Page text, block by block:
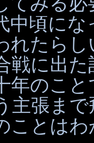
中頃に
れたら
戦に出
年のこ
主張ま
ことは